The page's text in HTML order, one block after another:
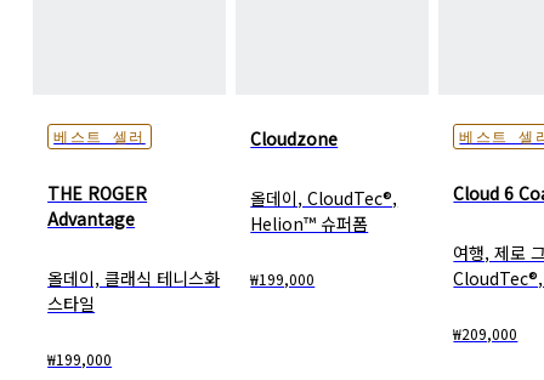
베스트 셀러
THE ROGER
Advantage
올데이, 클래식 테니스화
스타일
₩199,000
Cloudzone
올데이, CloudTec®,
Helion™ 슈퍼폼
₩199,000
베스트 셀
Cloud 6
여행, 제로
₩209,000